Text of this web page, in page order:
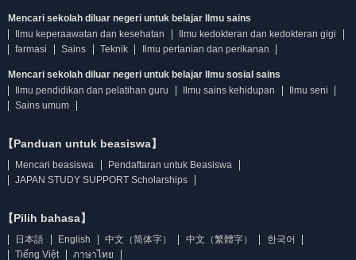
Mencari sekolah diluar negeri untuk belajar Ilmu sains
Ilmu keperaawatan dan kesehatan
Ilmu kedokteran dan kedokteran gigi
farmasi
Sains Teknik Ilmu pertanian dan perikanan
Mencari sekolah diluar negeri untuk belajar Ilmu sosial sains
Ilmu pendidikan dan pelatihan guru
Ilmu sains kehidupan
Ilmu seni
Sains umum
【Panduan untuk beasiswa】
Mencari beasiswa
Pendaftaran untuk Beasiswa
JAPAN STUDY SUPPORT Scholarships
【Pilih bahasa】
日本語 English 中文（简体字） 中文（繁體字）
한국어
Tiếng Việt
ภาษาไทย